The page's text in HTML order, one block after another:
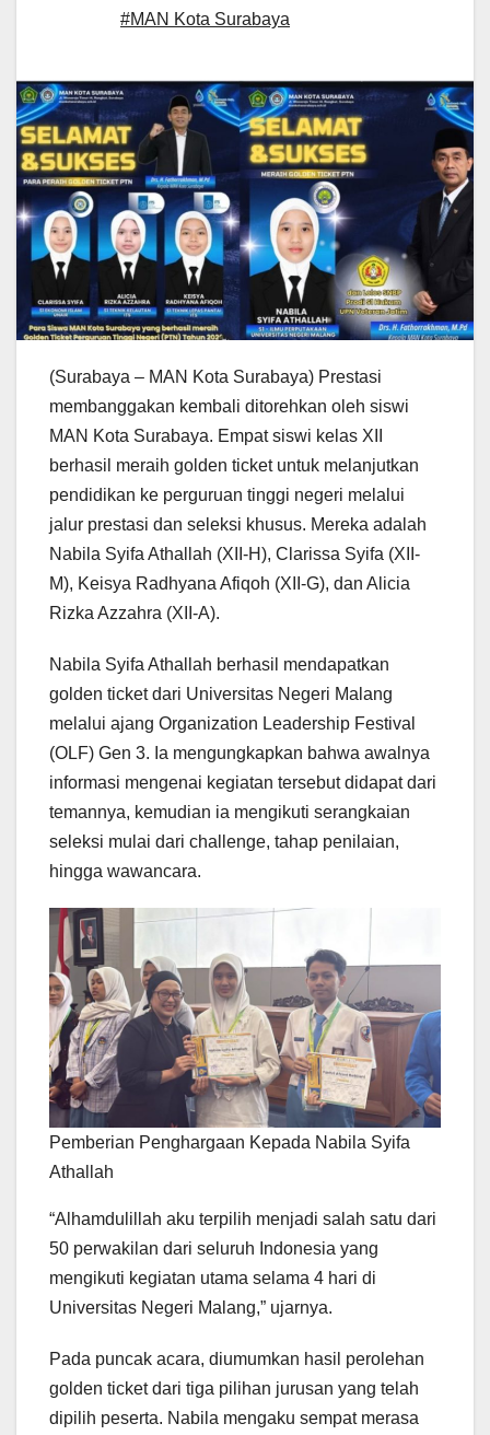
#MAN Kota Surabaya
(Surabaya – MAN Kota Surabaya) Prestasi
membanggakan kembali ditorehkan oleh siswi
MAN Kota Surabaya. Empat siswi kelas XII
berhasil meraih golden ticket untuk melanjutkan
pendidikan ke perguruan tinggi negeri melalui
jalur prestasi dan seleksi khusus. Mereka adalah
Nabila Syifa Athallah (XII-H), Clarissa Syifa (XII-
M), Keisya Radhyana Afiqoh (XII-G), dan Alicia
Rizka Azzahra (XII-A).
Nabila Syifa Athallah berhasil mendapatkan
golden ticket dari Universitas Negeri Malang
melalui ajang Organization Leadership Festival
(OLF) Gen 3. Ia mengungkapkan bahwa awalnya
informasi mengenai kegiatan tersebut didapat dari
temannya, kemudian ia mengikuti serangkaian
seleksi mulai dari challenge, tahap penilaian,
hingga wawancara.
Pemberian Penghargaan Kepada Nabila Syifa
Athallah
“Alhamdulillah aku terpilih menjadi salah satu dari
50 perwakilan dari seluruh Indonesia yang
mengikuti kegiatan utama selama 4 hari di
Universitas Negeri Malang,” ujarnya.
Pada puncak acara, diumumkan hasil perolehan
golden ticket dari tiga pilihan jurusan yang telah
dipilih peserta. Nabila mengaku sempat merasa